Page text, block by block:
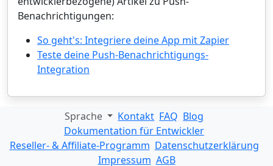
Benachrichtigungen:
So geht's: Integriere deine App mit Zapier
Teste deine Push-Benachrichtigungs-
Integration
Sprache Kontakt FAQ Blog
Dokumentation für Entwickler
Reseller- & Affiliate-Programm Datenschutzerklärung
Impressum AGB